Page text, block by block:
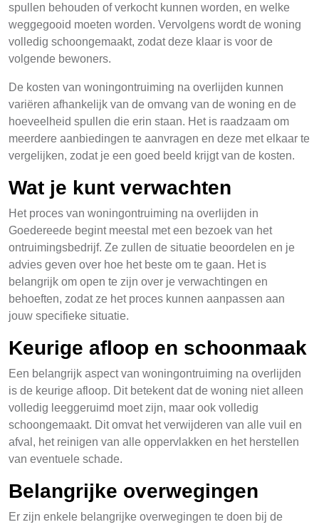
spullen behouden of verkocht kunnen worden, en welke
weggegooid moeten worden. Vervolgens wordt de woning
volledig schoongemaakt, zodat deze klaar is voor de
volgende bewoners.
De kosten van woningontruiming na overlijden kunnen
variëren afhankelijk van de omvang van de woning en de
hoeveelheid spullen die erin staan. Het is raadzaam om
meerdere aanbiedingen te aanvragen en deze met elkaar te
vergelijken, zodat je een goed beeld krijgt van de kosten.
Wat je kunt verwachten
Het proces van woningontruiming na overlijden in
Goedereede begint meestal met een bezoek van het
ontruimingsbedrijf. Ze zullen de situatie beoordelen en je
advies geven over hoe het beste om te gaan. Het is
belangrijk om open te zijn over je verwachtingen en
behoeften, zodat ze het proces kunnen aanpassen aan
jouw specifieke situatie.
Keurige afloop en schoonmaak
Een belangrijk aspect van woningontruiming na overlijden
is de keurige afloop. Dit betekent dat de woning niet alleen
volledig leeggeruimd moet zijn, maar ook volledig
schoongemaakt. Dit omvat het verwijderen van alle vuil en
afval, het reinigen van alle oppervlakken en het herstellen
van eventuele schade.
Belangrijke overwegingen
Er zijn enkele belangrijke overwegingen te doen bij de